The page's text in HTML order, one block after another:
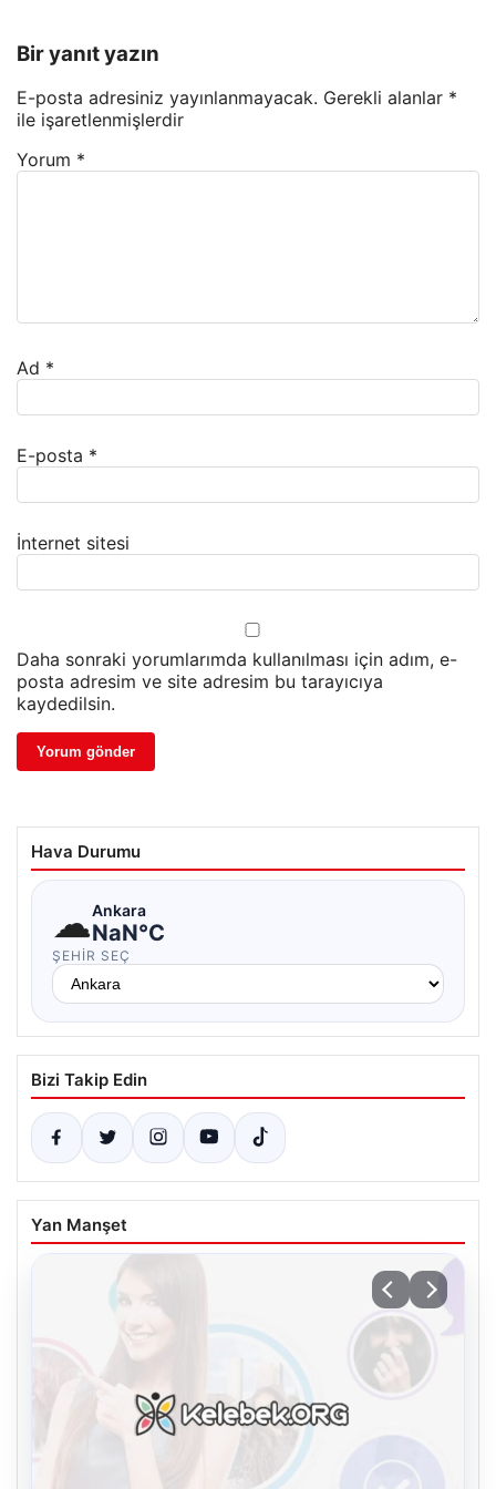
Bir yanıt yazın
E-posta adresiniz yayınlanmayacak. Gerekli alanlar *
ile işaretlenmişlerdir
Yorum *
Ad *
E-posta *
İnternet sitesi
Daha sonraki yorumlarımda kullanılması için adım, e-
posta adresim ve site adresim bu tarayıcıya
kaydedilsin.
Hava Durumu
☁Ankara
NaN°C
ŞEHIR SEÇ
Bizi Takip Edin
Yan Manşet